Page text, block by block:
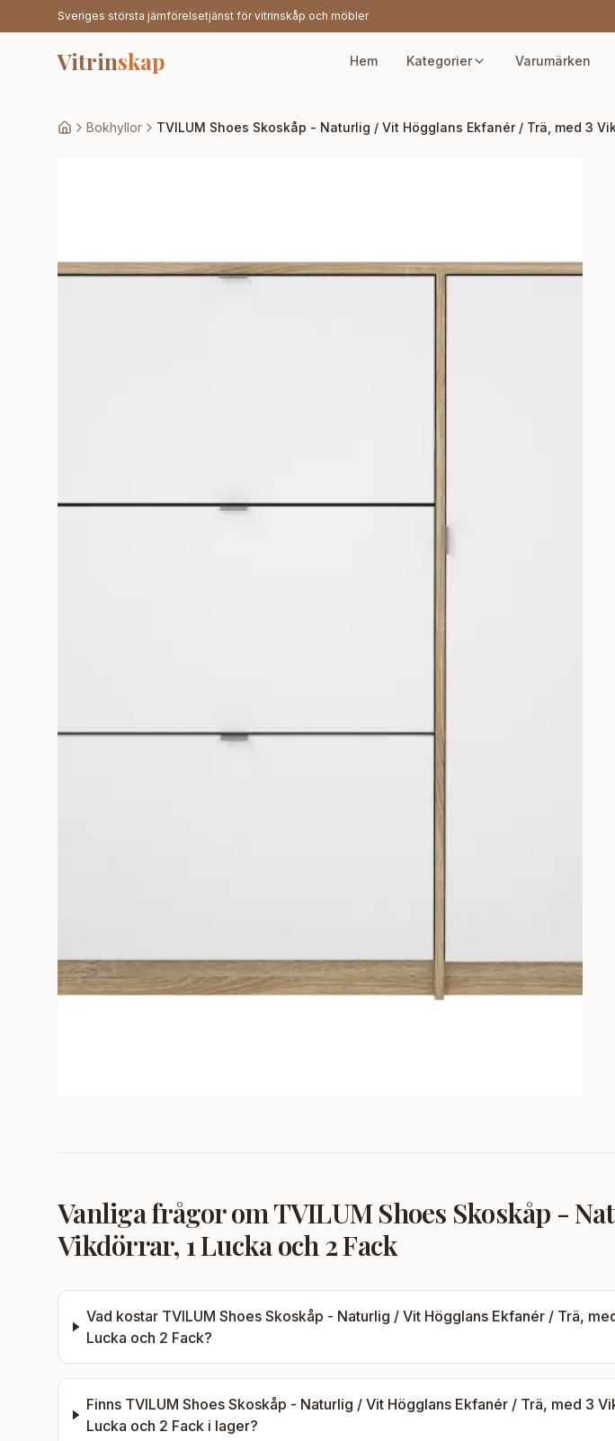
Sveriges största jämförelsetjänst för vitrinskåp och möbler
Vitrinskap Hem Kategorier Varumärken
Bokhyllor TVILUM Shoes Skoskåp - Naturlig / Vit Högglans Ekfanér / Trä, med 3
Vanliga frågor omTVILUM Shoes Skoskåp -
Vikdörrar, 1 Lucka och 2 Fack
Vad kostar TVILUM Shoes Skoskåp - Naturlig / Vit Högglans Ekfanér / Trä,
Lucka och 2 Fack?
Finns TVILUM Shoes Skoskåp - Naturlig / Vit Högglans Ekfanér / Trä, med 3
Lucka och 2 Fack i lager?